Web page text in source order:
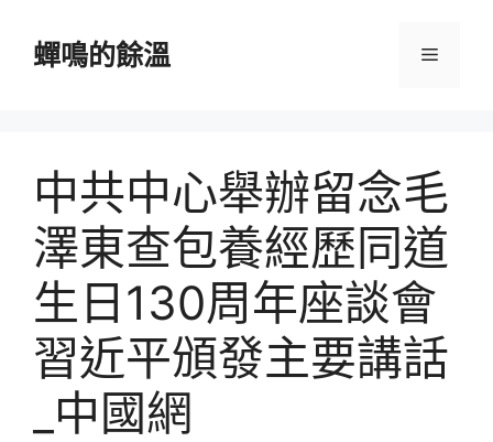
蟬鳴的餘溫 選
中共中心舉辦留念毛
澤東查包養經歷同道
生日130周年座談會
習近平頒發主要講話
_中國網